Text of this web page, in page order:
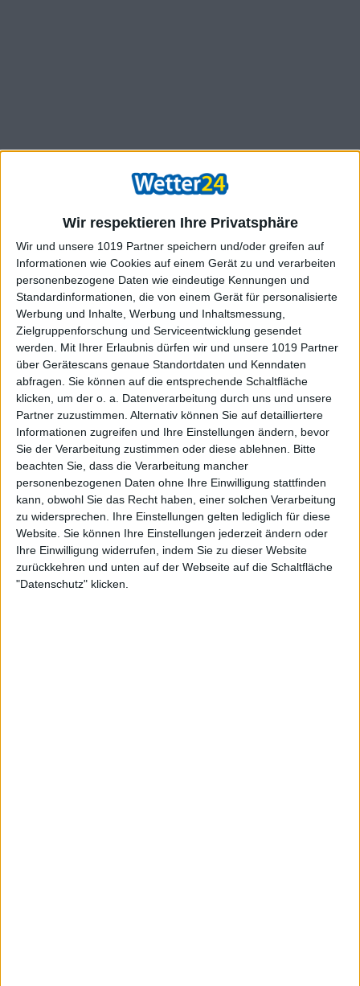
Wir respektieren Ihre Privatsphäre
Wir und unsere 1019 Partner speichern und/oder greifen auf
Informationen wie Cookies auf einem Gerät zu und verarbeiten
personenbezogene Daten wie eindeutige Kennungen und
Standardinformationen, die von einem Gerät für personalisierte
Werbung und Inhalte, Werbung und Inhaltsmessung,
Zielgruppenforschung und Serviceentwicklung gesendet
werden.
Mit Ihrer Erlaubnis dürfen wir und unsere 1019 Partner
über Gerätescans genaue Standortdaten und Kenndaten
abfragen. Sie können auf die entsprechende Schaltfläche
klicken, um der o. a. Datenverarbeitung durch uns und unsere
Partner zuzustimmen. Alternativ können Sie auf detailliertere
Informationen zugreifen und Ihre Einstellungen ändern, bevor
Sie der Verarbeitung zustimmen oder diese ablehnen.
Bitte
beachten Sie, dass die Verarbeitung mancher
personenbezogenen Daten ohne Ihre Einwilligung stattfinden
kann, obwohl Sie das Recht haben, einer solchen Verarbeitung
zu widersprechen. Ihre Einstellungen gelten lediglich für diese
Website. Sie können Ihre Einstellungen jederzeit ändern oder
Ihre Einwilligung widerrufen, indem Sie zu dieser Website
zurückkehren und unten auf der Webseite auf die Schaltfläche
"Datenschutz" klicken.